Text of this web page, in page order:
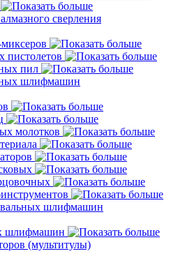
сверления
пистолетов
пил
шлифмашин
молотков
шлифмашин
шлифмашин
(мультитулы)